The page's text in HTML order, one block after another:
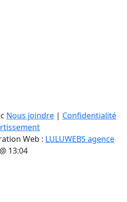
Nous joindre | Confidentialité
Web : LULUWEBS agence
13:04